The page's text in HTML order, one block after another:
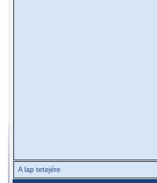
A lap tetejére